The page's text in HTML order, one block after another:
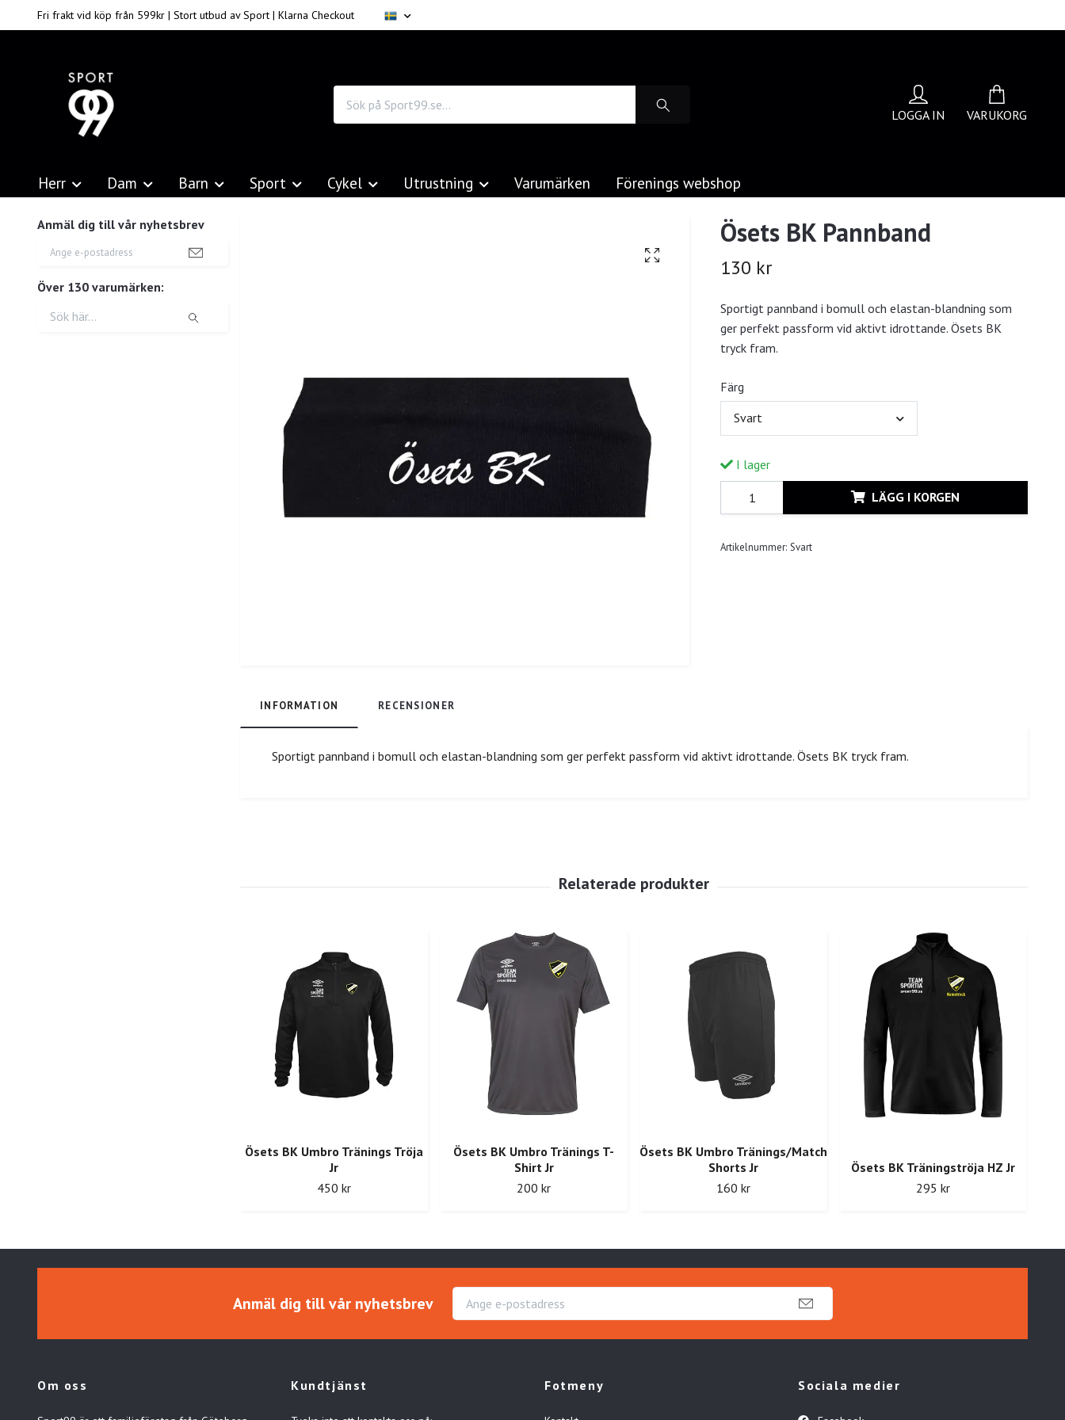
Fri frakt vid köp från 599kr | Stort utbud av Sport | Klarna Checkout
LOGGA IN VARUKORG
Herr Dam Barn Sport Cykel Utrustning Varumärken Förenings webshop
Anmäl dig till vår nyhetsbrev
Över 130 varumärken:
Ösets BK Pannband
130 kr
Sportigt pannband i bomull och elastan-blandning som
ger perfekt passform vid aktivt idrottande. Ösets BK
tryck fram.
Färg
Svart
I lager
LÄGG I KORGEN
Artikelnummer: Svart
INFORMATION RECENSIONER
Sportigt pannband i bomull och elastan-blandning som ger perfekt passform vid aktivt idrottande. Ösets BK tryck fram.
Ösets BK Umbro Tränings Tröja
Jr
450 kr
Ösets BK Umbro Tränings T-
Shirt Jr
200 kr
Ösets BK Umbro Tränings/Match
Shorts Jr
160 kr
Ösets BK Träningströja HZ Jr
295 kr
Anmäl dig till vår nyhetsbrev
Om oss Kundtjänst Fotmeny Sociala medier